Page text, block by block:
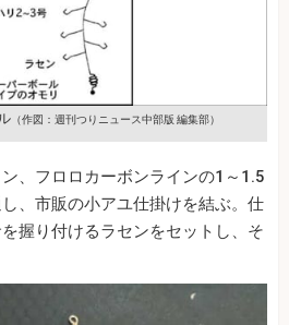
（作図：週刊つりニュース中部版 編集部）
、フロロカーボンラインの1～1.5
、市販の小アユ仕掛けを結ぶ。仕
握り付けるラセンをセットし、そ